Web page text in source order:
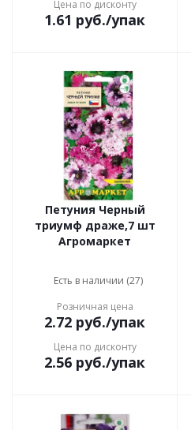
Цена по дисконту
1.61 руб./упак
Петуния Черный
триумф драже,7 шт
Агромаркет
Есть в наличии (27)
Розничная цена
2.72 руб./упак
Цена по дисконту
2.56 руб./упак